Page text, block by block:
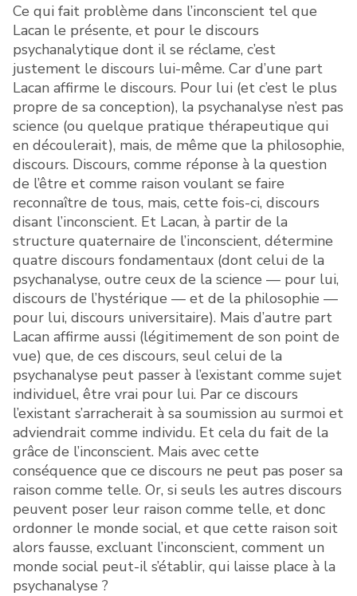
Ce qui fait problème dans l’inconscient tel que
Lacan le présente, et pour le discours
psychanalytique dont il se réclame, c’est
justement le discours lui-même. Car d’une part
Lacan affirme le discours. Pour lui (et c’est le plus
propre de sa conception), la psychanalyse n’est pas
science (ou quelque pratique thérapeutique qui
en découlerait), mais, de même que la philosophie,
discours. Discours, comme réponse à la question
de l’être et comme raison voulant se faire
reconnaître de tous, mais, cette fois-ci, discours
disant l’inconscient. Et Lacan, à partir de la
structure quaternaire de l’inconscient, détermine
quatre discours fondamentaux (dont celui de la
psychanalyse, outre ceux de la science — pour lui,
discours de l’hystérique — et de la philosophie —
pour lui, discours universitaire). Mais d’autre part
Lacan affirme aussi (légitimement de son point de
vue) que, de ces discours, seul celui de la
psychanalyse peut passer à l’existant comme sujet
individuel, être vrai pour lui. Par ce discours
l’existant s’arracherait à sa soumission au surmoi et
adviendrait comme individu. Et cela du fait de la
grâce de l’inconscient. Mais avec cette
conséquence que ce discours ne peut pas poser sa
raison comme telle. Or, si seuls les autres discours
peuvent poser leur raison comme telle, et donc
ordonner le monde social, et que cette raison soit
alors fausse, excluant l’inconscient, comment un
monde social peut-il s’établir, qui laisse place à la
psychanalyse ?